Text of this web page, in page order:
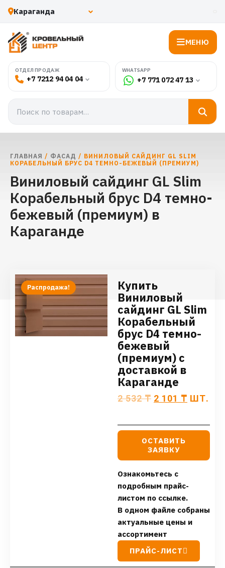
МЕНЮ
ОТДЕЛ ПРОДАЖ
+7 7212 94 04 04
WHATSAPP
+7 771 072 47 13
ГЛАВНАЯ / ФАСАД / ВИНИЛОВЫЙ САЙДИНГ GL SLIM
КОРАБЕЛЬНЫЙ БРУС D4 ТЕМНО-БЕЖЕВЫЙ (ПРЕМИУМ)
Виниловый сайдинг GL Slim
Корабельный брус D4 темно-
бежевый (премиум) в
Караганде
Распродажа!
Купить
Виниловый
сайдинг GL Slim
Корабельный
брус D4 темно-
бежевый
(премиум) с
доставкой в
Караганде
2 532₸ 2 101 ₸ ШТ.
ОСТАВИТЬ
ЗАЯВКУ
Ознакомьтесь с
подробным прайс-
листом по ссылке.
В одном файле собраны
актуальные цены и
ассортимент
ПРАЙС-ЛИСТ